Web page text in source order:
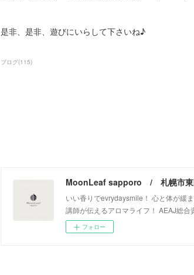
是非、是非、遊びにいらして下さいね♪
ブログ(115)
いい香りでevrydaysmile！ 心と体が緩
講師が伝えるアロマライフ！ AEAJ総
フォロー